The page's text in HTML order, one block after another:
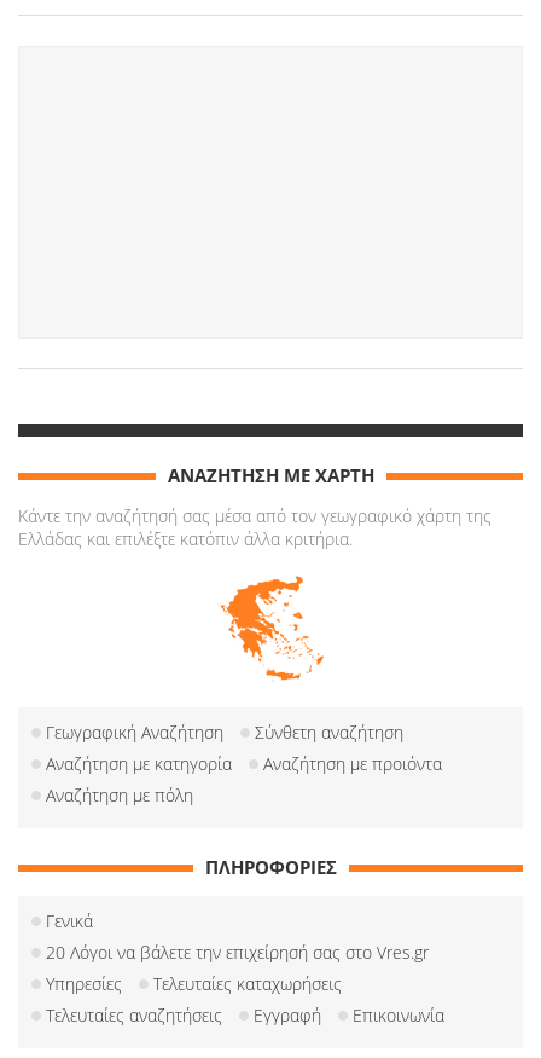
ΑΝΑΖΗΤΗΣΗ ΜΕ ΧΑΡΤΗ
Κάντε την αναζήτησή σας μέσα από τον γεωγραφικό χάρτη της
Ελλάδας και επιλέξτε κατόπιν άλλα κριτήρια.
Γεωγραφική Αναζήτηση
Σύνθετη αναζήτηση
Αναζήτηση με κατηγορία
Αναζήτηση με προιόντα
Αναζήτηση με πόλη
ΠΛΗΡΟΦΟΡΙΕΣ
Γενικά
20 Λόγοι να βάλετε την επιχείρησή σας στο Vres.gr
Υπηρεσίες
Τελευταίες καταχωρήσεις
Τελευταίες αναζητήσεις
Εγγραφή Επικοινωνία